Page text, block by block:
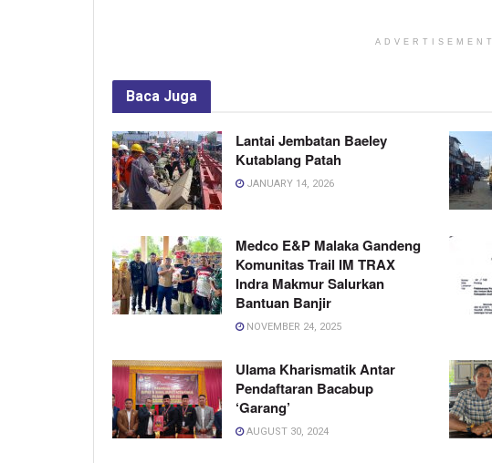
ADVERTISEMENT
Baca Juga
Lantai Jembatan Baeley
Kutablang Patah
JANUARY 14, 2026
Medco E&P Malaka Gandeng
Komunitas Trail IM TRAX
Indra Makmur Salurkan
Bantuan Banjir
NOVEMBER 24, 2025
Ulama Kharismatik Antar
Pendaftaran Bacabup
‘Garang’
AUGUST 30, 2024